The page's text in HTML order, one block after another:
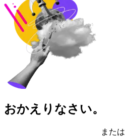
おかえりなさい。
または